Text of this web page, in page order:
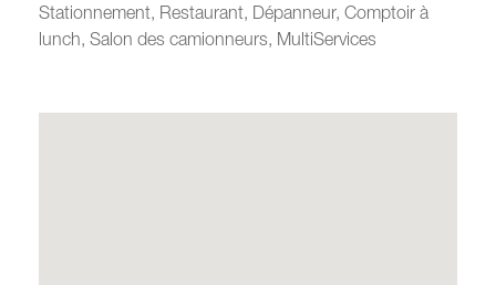
Stationnement, Restaurant, Dépanneur, Comptoir à
lunch, Salon des camionneurs, MultiServices